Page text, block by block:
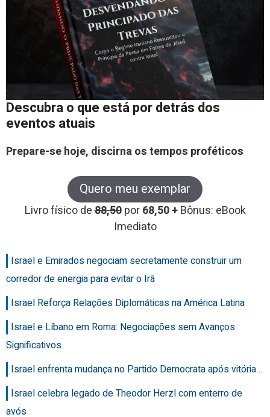
Descubra o que está por detrás dos
eventos atuais
Prepare-se hoje, discirna os tempos proféticos
Quero meu exemplar
Livro físico de88,50 por68,50 +Bônus: eBook
Imediato
Israel e Emirados negociam secretamente construir um
corredor de energia para evitar o Irã
Israel Reforça Relações Diplomáticas na América Latina
Israel e Líbano em Roma: Negociações sem Avanços
Significativos
Israel enfrenta mudança no Partido Democrata após vitória…
Israel celebra legado de Theodor Herzl com enterro de
avós